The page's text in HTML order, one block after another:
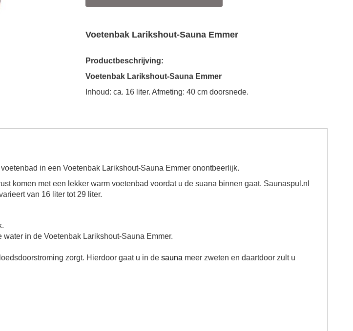
Voetenbak Larikshout-Sauna Emmer
Productbeschrijving:
Voetenbak Larikshout-Sauna Emmer
Inhoud: ca. 16 liter. Afmeting: 40 cm doorsnede.
in een Voetenbak Larikshout-Sauna Emmer onontbeerlijk.
komen met een lekker warm voetenbad voordat u de suana binnen gaat. Saunaspul.nl
van 16 liter tot 29 liter.
in de Voetenbak Larikshout-Sauna Emmer.
zorgt. Hierdoor gaat u in de sauna meer zweten en daartdoor zult u